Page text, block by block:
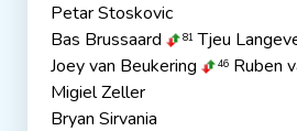
Petar Stoskovic
Bas Brussaard
81 Tjeu
Joey van Beukering
46 Ruben
Migiel Zeller
Bryan Sirvania